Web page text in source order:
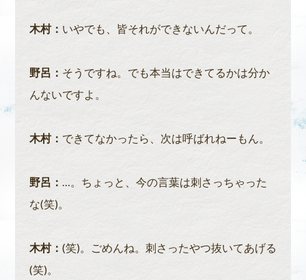
木村： いやでも、皆それができないんだって。
野呂： そうですね。でも本当はできてるかは分か
んないですよ。
木村： できてなかったら、次は呼ばれねーもん。
野呂： …。ちょっと、今の言葉は刺さっちゃった
な(笑)。
木村： (笑)。ごめんね。刺さったやつ抜いてあげる
(笑)。